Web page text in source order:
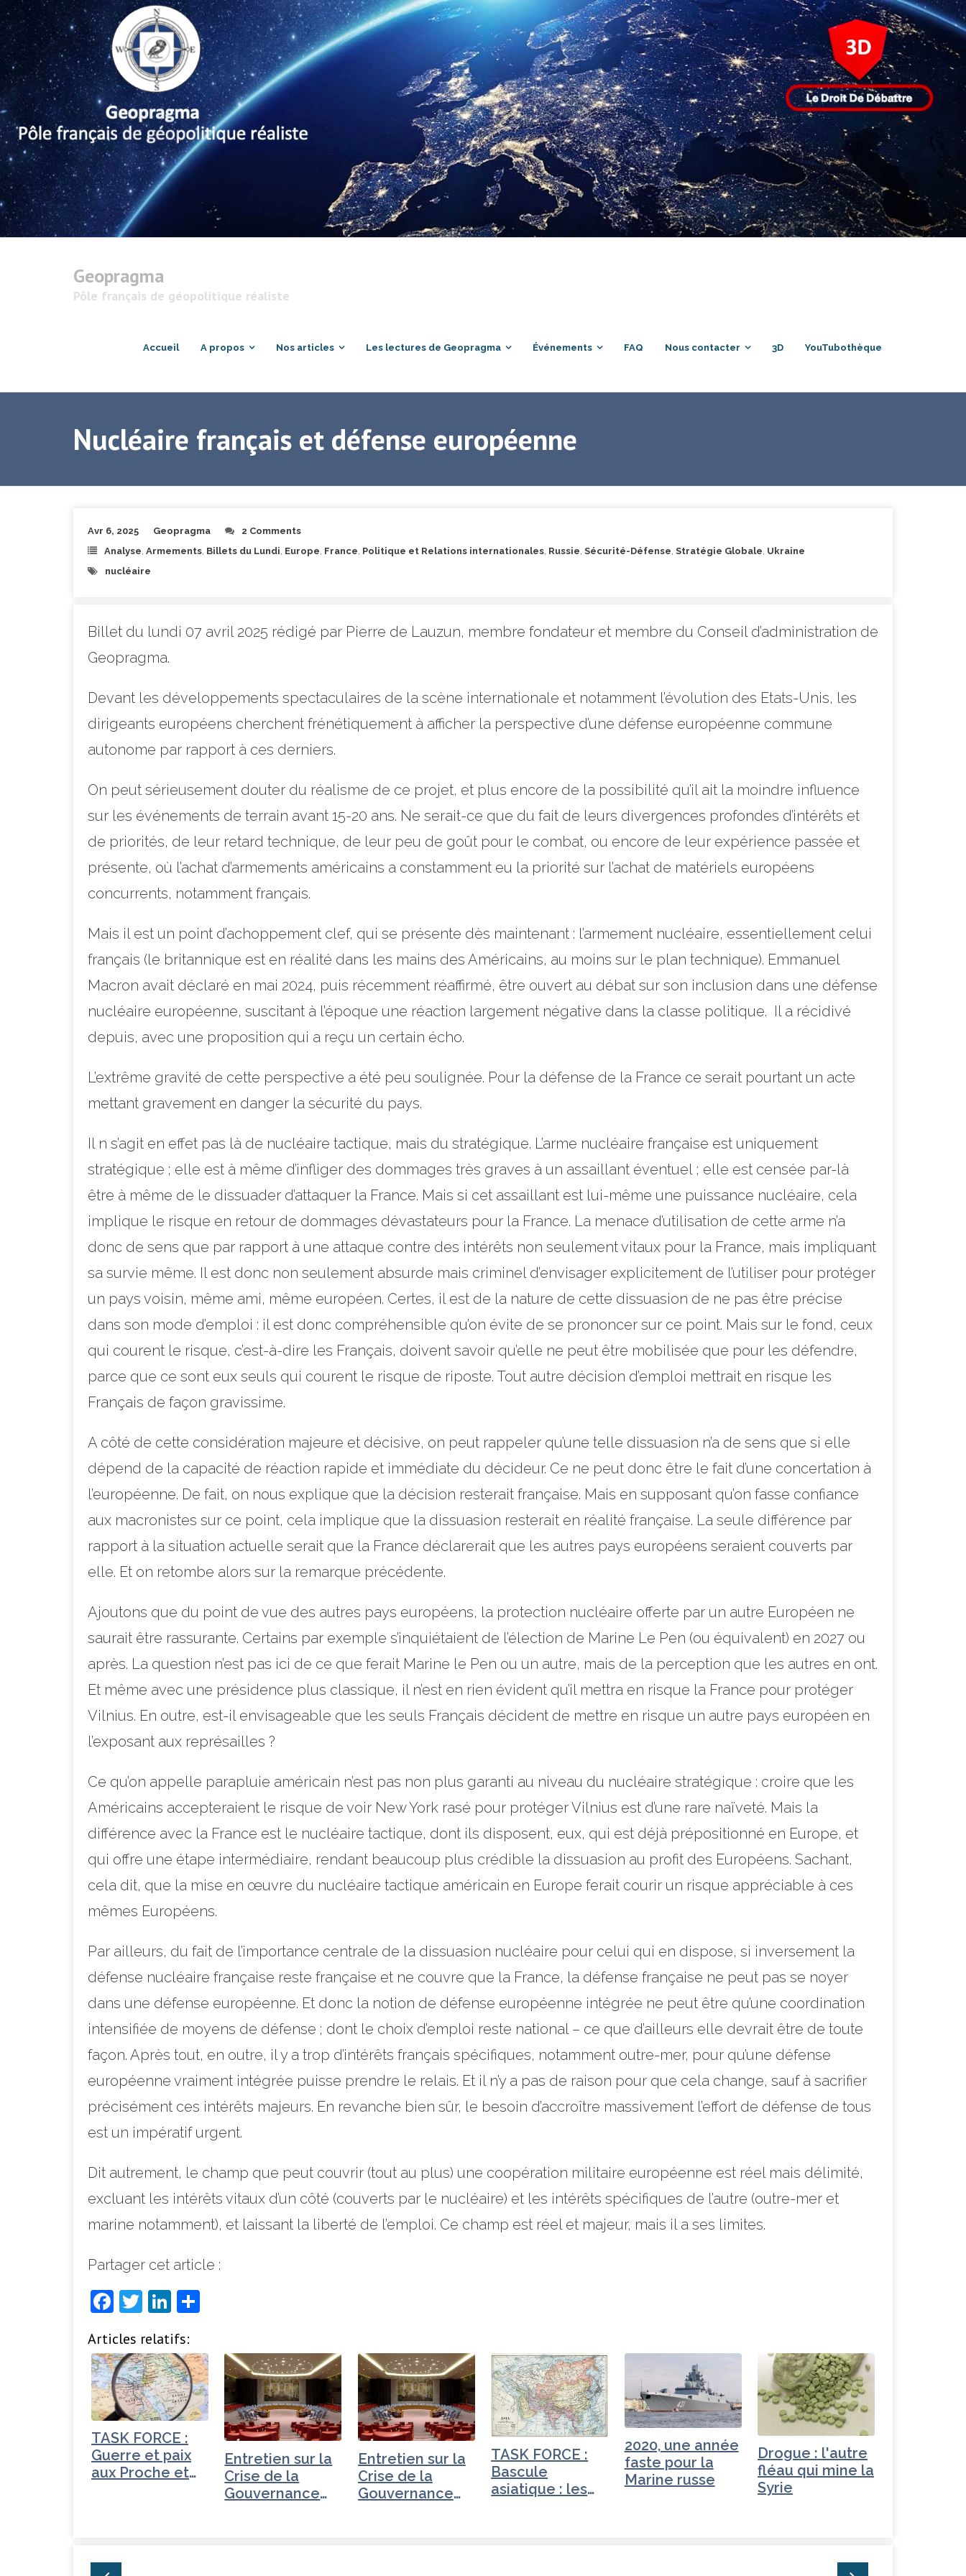
Geopragma
Pôle français de géopolitique réaliste
Accueil A propos Nos articles Les lectures de Geopragma Événements FAQ Nous contacter 3D YouTubothèque
Nucléaire français et défense européenne
Avr 6, 2025 Geopragma
2 Comments
Analyse Armements Billets du Lundi Europe France Politique et Relations internationales Russie Sécurité-Défense Stratégie Globale Ukraine
nucléaire
Billet du lundi 07 avril 2025 rédigé par Pierre de Lauzun, membre fondateur et membre du Conseil d’administration de
Geopragma.
Devant les développements spectaculaires de la scène internationale et notamment l’évolution des Etats-Unis, les
dirigeants européens cherchent frénétiquement à afficher la perspective d’une défense européenne commune
autonome par rapport à ces derniers.
On peut sérieusement douter du réalisme de ce projet, et plus encore de la possibilité qu’il ait la moindre influence
sur les événements de terrain avant 15-20 ans. Ne serait-ce que du fait de leurs divergences profondes d’intérêts et
de priorités, de leur retard technique, de leur peu de goût pour le combat, ou encore de leur expérience passée et
présente, où l’achat d’armements américains a constamment eu la priorité sur l’achat de matériels européens
concurrents, notamment français.
Mais il est un point d’achoppement clef, qui se présente dès maintenant : l’armement nucléaire, essentiellement celui
français (le britannique est en réalité dans les mains des Américains, au moins sur le plan technique). Emmanuel
Macron avait déclaré en mai 2024, puis récemment réaffirmé, être ouvert au débat sur son inclusion dans une défense
nucléaire européenne, suscitant à l’époque une réaction largement négative dans la classe politique. Il a récidivé
depuis, avec une proposition qui a reçu un certain écho.
L’extrême gravité de cette perspective a été peu soulignée. Pour la défense de la France ce serait pourtant un acte
mettant gravement en danger la sécurité du pays.
Il n s’agit en effet pas là de nucléaire tactique, mais du stratégique. L’arme nucléaire française est uniquement
stratégique ; elle est à même d’infliger des dommages très graves à un assaillant éventuel ; elle est censée par-là
être à même de le dissuader d’attaquer la France. Mais si cet assaillant est lui-même une puissance nucléaire, cela
implique le risque en retour de dommages dévastateurs pour la France. La menace d’utilisation de cette arme n’a
donc de sens que par rapport à une attaque contre des intérêts non seulement vitaux pour la France, mais impliquant
sa survie même. Il est donc non seulement absurde mais criminel d’envisager explicitement de l’utiliser pour protéger
un pays voisin, même ami, même européen. Certes, il est de la nature de cette dissuasion de ne pas être précise
dans son mode d’emploi : il est donc compréhensible qu’on évite de se prononcer sur ce point. Mais sur le fond, ceux
qui courent le risque, c’est-à-dire les Français, doivent savoir qu’elle ne peut être mobilisée que pour les défendre,
parce que ce sont eux seuls qui courent le risque de riposte. Tout autre décision d’emploi mettrait en risque les
Français de façon gravissime.
A côté de cette considération majeure et décisive, on peut rappeler qu’une telle dissuasion n’a de sens que si elle
dépend de la capacité de réaction rapide et immédiate du décideur. Ce ne peut donc être le fait d’une concertation à
l’européenne. De fait, on nous explique que la décision resterait française. Mais en supposant qu’on fasse confiance
aux macronistes sur ce point, cela implique que la dissuasion resterait en réalité française. La seule différence par
rapport à la situation actuelle serait que la France déclarerait que les autres pays européens seraient couverts par
elle. Et on retombe alors sur la remarque précédente.
Ajoutons que du point de vue des autres pays européens, la protection nucléaire offerte par un autre Européen ne
saurait être rassurante. Certains par exemple s’inquiétaient de l’élection de Marine Le Pen (ou équivalent) en 2027 ou
après. La question n’est pas ici de ce que ferait Marine le Pen ou un autre, mais de la perception que les autres en ont.
Et même avec une présidence plus classique, il n’est en rien évident qu’il mettra en risque la France pour protéger
Vilnius. En outre, est-il envisageable que les seuls Français décident de mettre en risque un autre pays européen en
l’exposant aux représailles ?
Ce qu’on appelle parapluie américain n’est pas non plus garanti au niveau du nucléaire stratégique : croire que les
Américains accepteraient le risque de voir New York rasé pour protéger Vilnius est d’une rare naïveté. Mais la
différence avec la France est le nucléaire tactique, dont ils disposent, eux, qui est déjà prépositionné en Europe, et
qui offre une étape intermédiaire, rendant beaucoup plus crédible la dissuasion au profit des Européens. Sachant,
cela dit, que la mise en œuvre du nucléaire tactique américain en Europe ferait courir un risque appréciable à ces
mêmes Européens.
Par ailleurs, du fait de l’importance centrale de la dissuasion nucléaire pour celui qui en dispose, si inversement la
défense nucléaire française reste française et ne couvre que la France, la défense française ne peut pas se noyer
dans une défense européenne. Et donc la notion de défense européenne intégrée ne peut être qu’une coordination
intensifiée de moyens de défense ; dont le choix d’emploi reste national – ce que d’ailleurs elle devrait être de toute
façon. Après tout, en outre, il y a trop d’intérêts français spécifiques, notamment outre-mer, pour qu’une défense
européenne vraiment intégrée puisse prendre le relais. Et il n’y a pas de raison pour que cela change, sauf à sacrifier
précisément ces intérêts majeurs. En revanche bien sûr, le besoin d’accroître massivement l’effort de défense de tous
est un impératif urgent.
Dit autrement, le champ que peut couvrir (tout au plus) une coopération militaire européenne est réel mais délimité,
excluant les intérêts vitaux d’un côté (couverts par le nucléaire) et les intérêts spécifiques de l’autre (outre-mer et
marine notamment), et laissant la liberté de l’emploi. Ce champ est réel et majeur, mais il a ses limites.
Partager cet article :
F
c
e
b
o
o
k
T
it
t
e
r
Li
k
e
dI
n
ta
g
e
r
Articles relatifs:
TASK FORCE :
Guerre et paix
aux Proche et
Entretien sur la
Crise de la
Gouvernance
Entretien sur la
Crise de la
Gouvernance
TASK FORCE :
Bascule
asiatique : les
2020, une année
faste pour la
Marine russe
Drogue : l'autre
fléau qui mine la
Syrie